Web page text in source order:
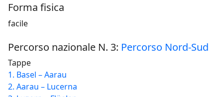
Forma fisica
facile
Percorso nazionale N. 3: Percorso Nord-Sud
Tappe
1. Basel – Aarau
2. Aarau – Lucerna